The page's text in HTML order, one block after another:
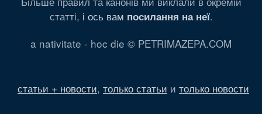
статті, і ось вам посилання на неї.
a nativitate - hoc die © PETRIMAZEPA.COM
статьи + новости, только статьи и только новости